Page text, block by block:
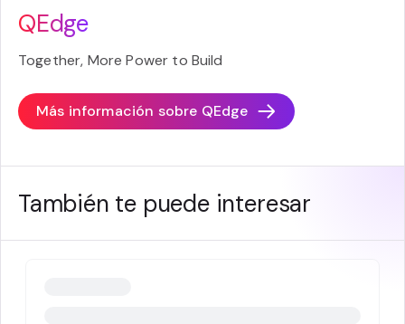
QEdge
Together, More Power to Build
Más información sobre QEdge
También te puede interesar